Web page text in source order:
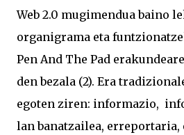
Web 2.0 mugimendua baino
organigrama eta
Pen And The Pad
den bezala (2). Era
egoten ziren: informazio,
lan banatzailea, erreportaria,